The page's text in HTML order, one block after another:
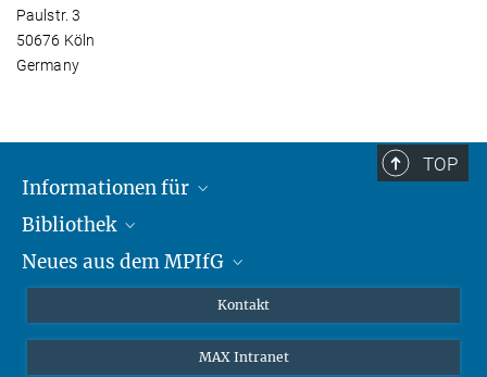
Paulstr. 3
50676 Köln
Germany
TOP
Informationen für
Forschende
Gäste
Bibliothek
Profil
Neues aus dem MPIfG
MPIfG auf LinkedIn
Kontakt
MAX Intranet